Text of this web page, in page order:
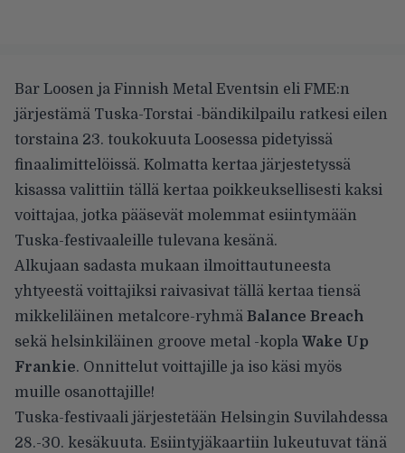
Bar Loosen ja Finnish Metal Eventsin eli FME:n
järjestämä Tuska-Torstai -bändikilpailu ratkesi eilen
torstaina 23. toukokuuta Loosessa pidetyissä
finaalimittelöissä. Kolmatta kertaa järjestetyssä
kisassa valittiin tällä kertaa poikkeuksellisesti kaksi
voittajaa, jotka pääsevät molemmat esiintymään
Tuska-festivaaleille tulevana kesänä.
Alkujaan sadasta mukaan ilmoittautuneesta
yhtyeestä voittajiksi raivasivat tällä kertaa tiensä
mikkeliläinen metalcore-ryhmä Balance Breach
sekä helsinkiläinen groove metal -kopla Wake Up
Frankie. Onnittelut voittajille ja iso käsi myös
muille osanottajille!
Tuska-festivaali järjestetään Helsingin Suvilahdessa
28.-30. kesäkuuta. Esiintyjäkaartiin lukeutuvat tänä